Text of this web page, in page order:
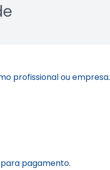
profissional ou empresa.
pagamento.